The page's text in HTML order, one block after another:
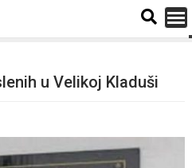
u Velikoj Kladuši